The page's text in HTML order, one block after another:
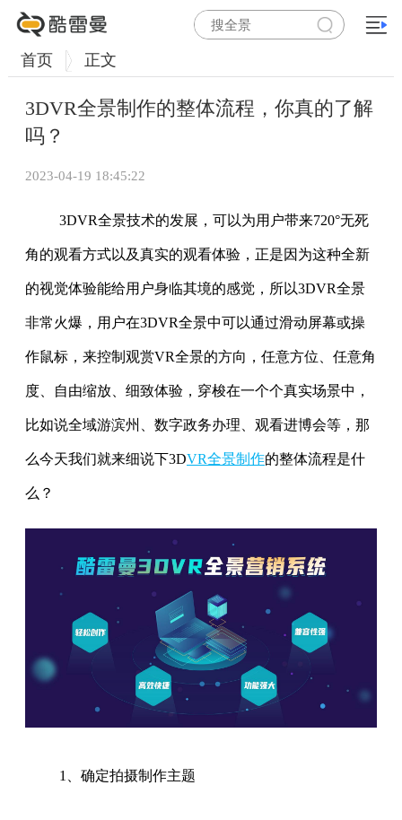
首页 正文
3DVR全景制作的整体流程，你真的了解
吗？
2023-04-19 18:45:22
3DVR全景技术的发展，可以为用户带来720°无死
角的观看方式以及真实的观看体验，正是因为这种全新
的视觉体验能给用户身临其境的感觉，所以3DVR全景
非常火爆，用户在3DVR全景中可以通过滑动屏幕或操
作鼠标，来控制观赏VR全景的方向，任意方位、任意角
度、自由缩放、细致体验，穿梭在一个个真实场景中，
比如说全域游滨州、数字政务办理、观看进博会等，那
么今天我们就来细说下3DVR全景制作的整体流程是什
么？
1、确定拍摄制作主题